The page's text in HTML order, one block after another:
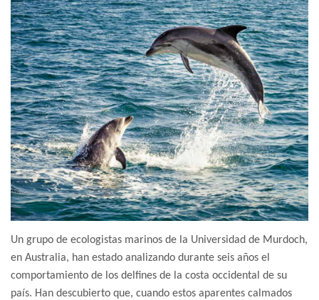
Un grupo de ecologistas marinos de la Universidad de Murdoch,
en Australia, han estado analizando durante seis años el
comportamiento de los delfines de la costa occidental de su
país. Han descubierto que, cuando estos aparentes calmados